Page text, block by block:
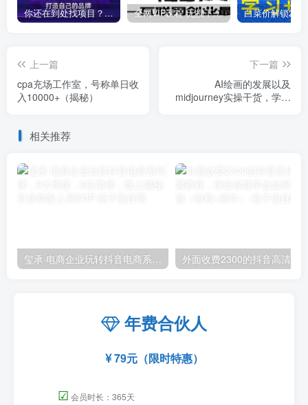
你还在到处找项目？还在当韭菜？我靠卖项目一个月收入5万+，曾经我也是个失败者。 全网VIP课程 无损下载~
上一篇
cpa充场工作室，号称单日收
入10000+（揭秘）
下一篇
AI绘画的发展以及
midjourney实操干货，​学以
相关推荐
玺承·电商企业玩转抖音电商系列课，6大维度，6位老师，线上揭秘抖音商家入局SOP
年费合伙人
79元（限时特惠）
☑ 会员时长：365天